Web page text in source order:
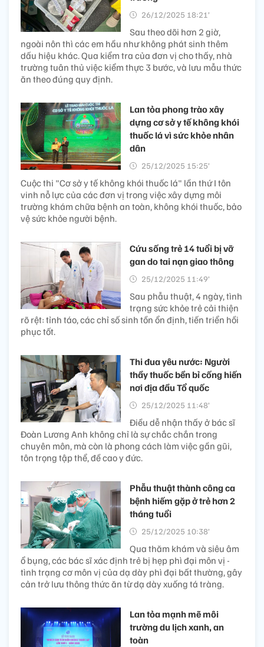
26/12/2025 18:21’
Sau theo dõi hơn 2 giờ,
ngoài nôn thì các em hầu như không phát sinh thêm
dấu hiệu khác. Qua kiểm tra của đơn vị cho thấy, nhà
trường tuân thủ việc kiểm thực 3 bước, và lưu mẫu thức
ăn theo đúng quy định.
Lan tỏa phong trào xây
dựng cơ sở y tế không khói
thuốc lá vì sức khỏe nhân
dân
25/12/2025 15:25’
Cuộc thi "Cơ sở y tế không khói thuốc lá" lần thứ I tôn
vinh nỗ lực của các đơn vị trong việc xây dựng môi
trường khám chữa bệnh an toàn, không khói thuốc, bảo
vệ sức khỏe người bệnh.
Cứu sống trẻ 14 tuổi bị vỡ
gan do tai nạn giao thông
25/12/2025 11:49’
Sau phẫu thuật, 4 ngày, tình
trạng sức khỏe trẻ cải thiện
rõ rệt: tỉnh táo, các chỉ số sinh tồn ổn định, tiến triển hồi
phục tốt.
Thi đua yêu nước: Người
thầy thuốc bền bỉ cống hiến
nơi địa đầu Tổ quốc
25/12/2025 11:48’
Điều dễ nhận thấy ở bác sĩ
Đoàn Lương Anh không chỉ là sự chắc chắn trong
chuyên môn, mà còn là phong cách làm việc gần gũi,
tôn trọng tập thể, đề cao y đức.
Phẫu thuật thành công ca
bệnh hiếm gặp ở trẻ hơn 2
tháng tuổi
25/12/2025 10:38’
Qua thăm khám và siêu âm
ổ bụng, các bác sĩ xác định trẻ bị hẹp phì đại môn vị -
tình trạng cơ môn vị của dạ dày phì đại bất thường, gây
cản trở lưu thông thức ăn từ dạ dày xuống tá tràng.
Lan tỏa mạnh mẽ môi
trường du lịch xanh, an
toàn